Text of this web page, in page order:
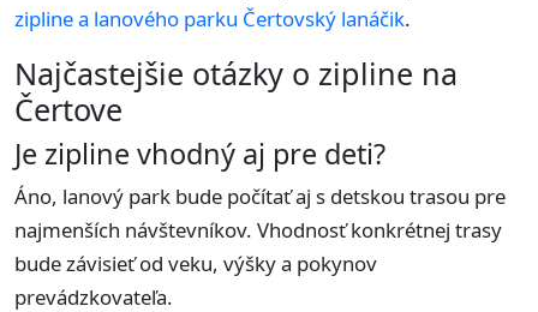
zipline a lanového parku Čertovský lanáčik.
Najčastejšie otázky o zipline na
Čertove
Je zipline vhodný aj pre deti?
Áno, lanový park bude počítať aj s detskou trasou pre
najmenších návštevníkov. Vhodnosť konkrétnej trasy
bude závisieť od veku, výšky a pokynov
prevádzkovateľa.